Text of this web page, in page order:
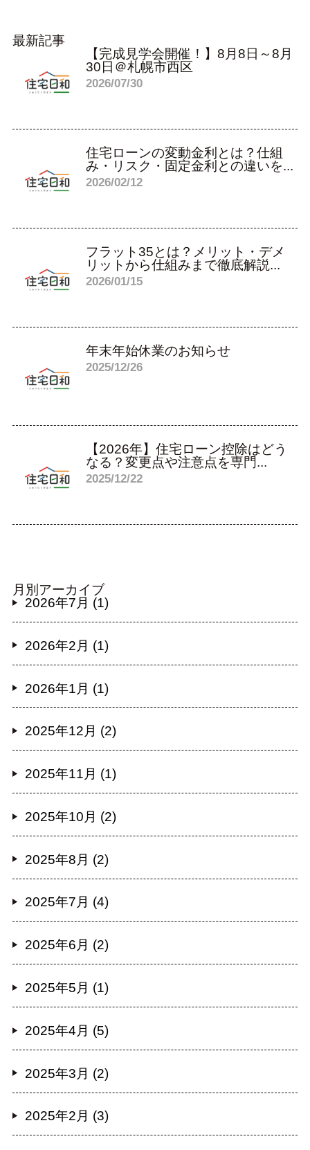
最新記事
【完成見学会開催！】8月8日～8月
30日＠札幌市西区
2026/07/30
住宅ローンの変動金利とは？仕組
み・リスク・固定金利との違いを...
2026/02/12
フラット35とは？メリット・デメ
リットから仕組みまで徹底解説...
2026/01/15
年末年始休業のお知らせ
2025/12/26
【2026年】住宅ローン控除はどう
なる？変更点や注意点を専門...
2025/12/22
月別アーカイブ
2026年7月 (1)
2026年2月 (1)
2026年1月 (1)
2025年12月 (2)
2025年11月 (1)
2025年10月 (2)
2025年8月 (2)
2025年7月 (4)
2025年6月 (2)
2025年5月 (1)
2025年4月 (5)
2025年3月 (2)
2025年2月 (3)